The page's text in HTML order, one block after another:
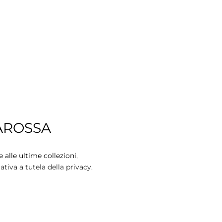
alle ultime collezioni,
a tutela della privacy.